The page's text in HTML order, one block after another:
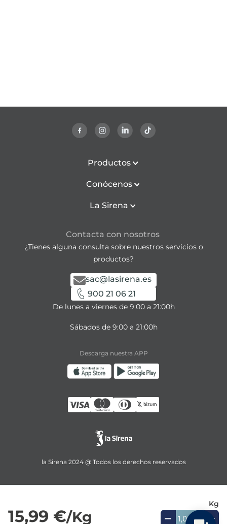
15,99 €/Kg
Kg
Productos
Conócenos
La Sirena
Contacta con nosotros
¿Tienes alguna consulta sobre nuestros servicios o
productos?
sac@lasirena.es
900 21 06 21
De lunes a viernes de 9:00 a 21:00h
Sábados de 9:00 a 21:00h
Descarga nuestra APP
la Sirena 2024 @ Todos los derechos reservados